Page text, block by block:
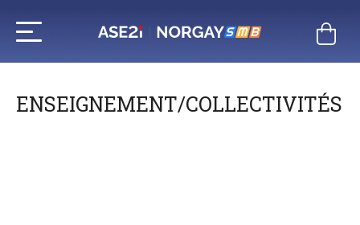
contenu
ENSEIGNEMENT/COLLECTIVITÉS